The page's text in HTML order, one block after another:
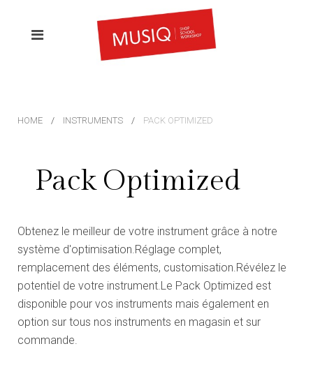
HOME INSTRUMENTS PACK OPTIMIZED
Pack Optimized
Obtenez le meilleur de votre instrument grâce à notre
système d'optimisation.Réglage complet,
remplacement des éléments, customisation.Révélez le
potentiel de votre instrument.Le Pack Optimized est
disponible pour vos instruments mais également en
option sur tous nos instruments en magasin et sur
commande.